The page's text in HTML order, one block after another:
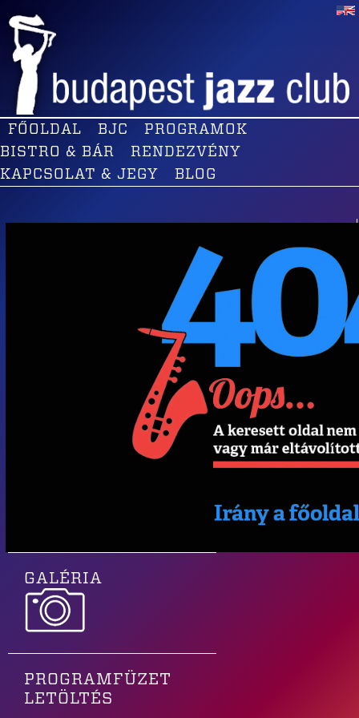
FŐOLDAL BJC
PROGRAMOK
BISTRO & BÁR
RENDEZVÉNY
KAPCSOLAT & JEGY
BLOG
GALÉRIA
PROGRAMFÜZET
LETÖLTÉS